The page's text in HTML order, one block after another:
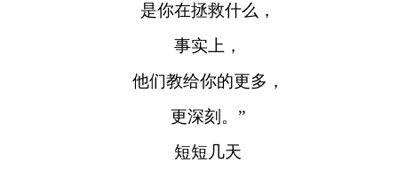
是你在拯救什么，
事实上，
他们教给你的更多，
更深刻。”
短短几天